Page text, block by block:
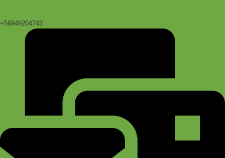
+56949204743